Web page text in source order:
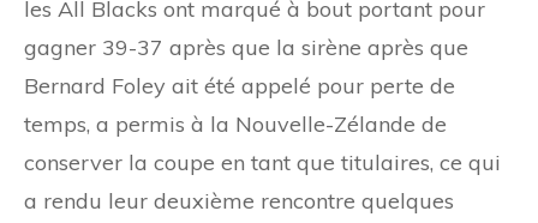
les All Blacks ont marqué à bout portant pour
gagner 39-37 après que la sirène après que
Bernard Foley ait été appelé pour perte de
temps, a permis à la Nouvelle-Zélande de
conserver la coupe en tant que titulaires, ce qui
a rendu leur deuxième rencontre quelques